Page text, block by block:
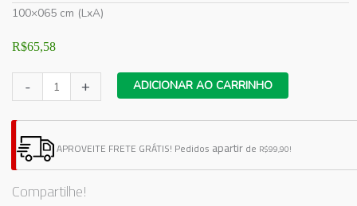
100×065 cm (LxA)
R$65,58
-
Brilha
No
Escuro
Anjinho
+ ADICIONAR AO CARRINHO
APROVEITE FRETE GRÁTIS! Pedidos apartirde R$99,90!
Compartilhe!